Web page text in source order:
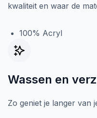
kwaliteit en waar de
100% Acryl
Wassen en
Zo geniet je langer van